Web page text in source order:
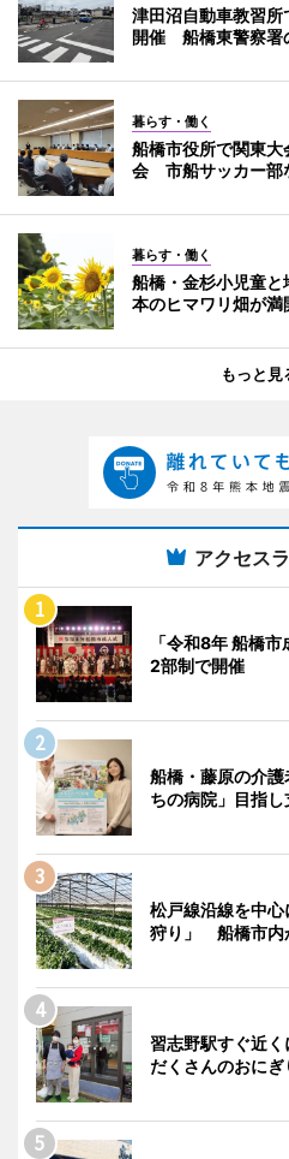
津田沼自動車教習所
開催 船橋東警察署
暮らす・働く
船橋市役所で関東
会 市船サッカー部
暮らす・働く
船橋・金杉小児童
本のヒマワリ畑が満
もっと見
アクセス
「令和8年 船橋
2部制で開催
船橋・藤原の介護
ちの病院」目指
松戸線沿線を中
狩り」 船橋市内
習志野駅すぐ近
だくさんのおにぎ